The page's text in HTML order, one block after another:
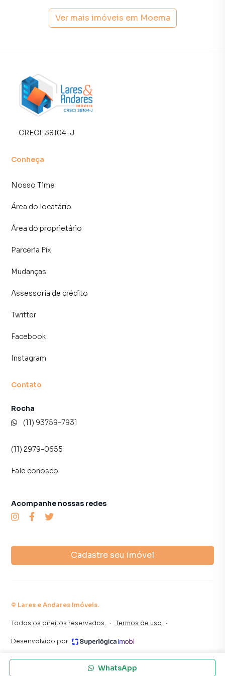
smartphone. Nós criamos soluções inovadoras para
simplificar a relação de proprietários, inquilinos e
Andares Imóveis é uma imobiliária digital com imóveis em
diversas cidades do Brasil, incluindo São Paulo.
Na Lares e Andares Imóveis você consegue vender ou
tradicionais. Já vendemos e locamos diversos imóveis em
uma equipe de marketing digital focada em produzir
campanhas específicas para São Paulo, o que aumenta
consequência uma maior chance de vender ou alugar seu
imóvel mais rápido. Contamos também com um time de
atendimento preparada para atender proprietários e
Ver mais imóveis em Moema
WhatsApp
CRECI: 38104-J
Conheça
Nosso Time
Área do locatário
Área do proprietário
Parceria Fix
Mudanças
Assessoria de crédito
Twitter
Facebook
Instagram
Contato
Rocha
(11) 93759-7931
(11) 2979-0655
Fale conosco
Cadastre seu imóvel
Acompanhe nossas redes
© Lares e Andares Imóveis.
Todos os direitos reservados. · Termos de uso ·
Desenvolvido por